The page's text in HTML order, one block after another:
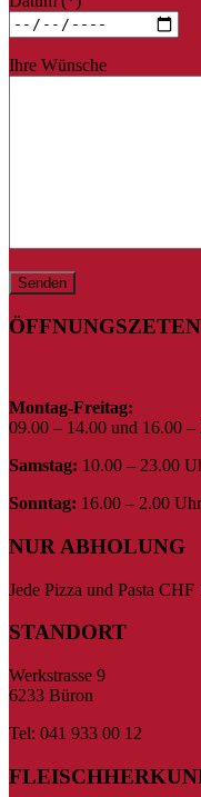
Ihre Wünsche
ÖFFNUNGSZETEN
Montag-Freitag:
09.00 – 14.00 und 16.00
Samstag: 10.00 – 23.00
Sonntag: 16.00 – 2.00 Uhr
NUR ABHOLUNG
Jede Pizza und Pasta CHF
STANDORT
Werkstrasse 9
6233 Büron
Tel: 041 933 00 12